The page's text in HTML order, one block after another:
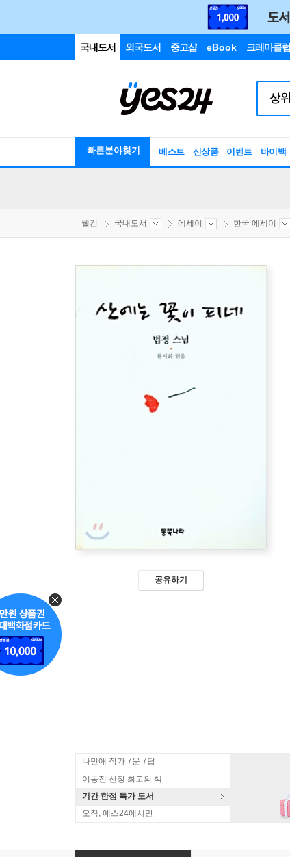
국내도서 외국도서 중고샵 eBook 크레마클럽
빠른분야찾기 베스트 신상품 이벤트 바이백
웰컴 국내도서 에세이 한국 에세이
공유하기
나민애 작가 7문 7답
이동진 선정 최고의 책
기간 한정 특가 도서
오직, 예스24에서만